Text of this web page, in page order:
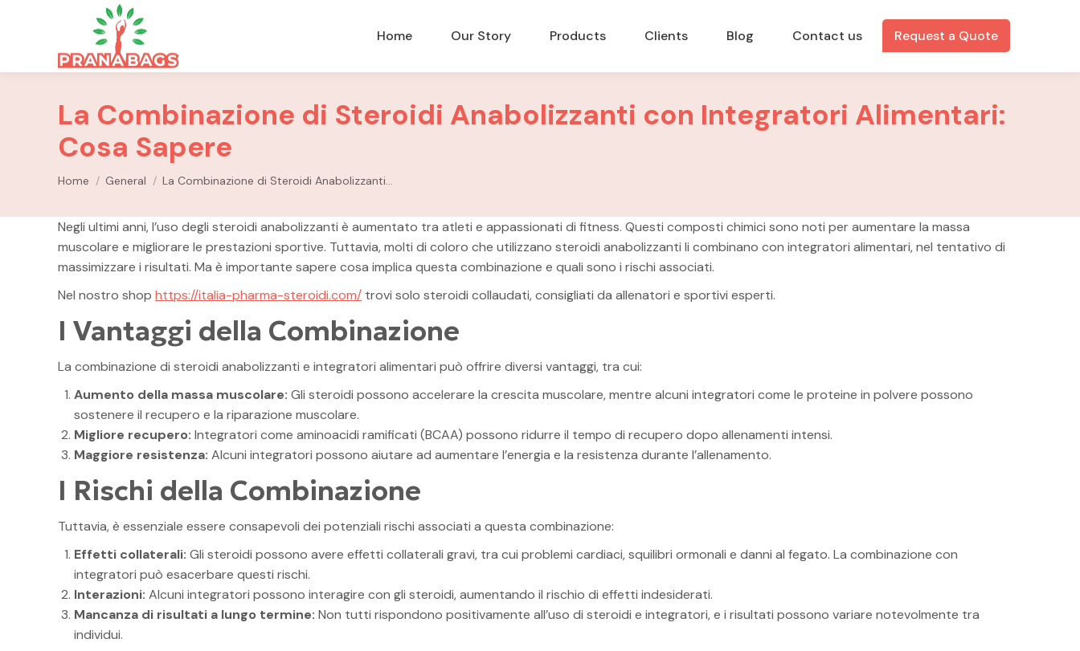
Home Our Story Products Clients Blog Contact us Request a Quote
La Combinazione di Steroidi Anabolizzanti con Integratori Alimentari:
Cosa Sapere
You are here:
Home General La Combinazione di Steroidi Anabolizzanti…
Negli ultimi anni, l’uso degli steroidi anabolizzanti è aumentato tra atleti e appassionati di fitness. Questi composti chimici sono noti per aumentare la massa
muscolare e migliorare le prestazioni sportive. Tuttavia, molti di coloro che utilizzano steroidi anabolizzanti li combinano con integratori alimentari, nel tentativo di
massimizzare i risultati. Ma è importante sapere cosa implica questa combinazione e quali sono i rischi associati.
Nel nostro shop https://italia-pharma-steroidi.com/ trovi solo steroidi collaudati, consigliati da allenatori e sportivi esperti.
I Vantaggi della Combinazione
La combinazione di steroidi anabolizzanti e integratori alimentari può offrire diversi vantaggi, tra cui:
Aumento della massa muscolare: Gli steroidi possono accelerare la crescita muscolare, mentre alcuni integratori come le proteine in polvere possono
sostenere il recupero e la riparazione muscolare.
Migliore recupero: Integratori come aminoacidi ramificati (BCAA) possono ridurre il tempo di recupero dopo allenamenti intensi.
Maggiore resistenza: Alcuni integratori possono aiutare ad aumentare l’energia e la resistenza durante l’allenamento.
I Rischi della Combinazione
Tuttavia, è essenziale essere consapevoli dei potenziali rischi associati a questa combinazione:
Effetti collaterali: Gli steroidi possono avere effetti collaterali gravi, tra cui problemi cardiaci, squilibri ormonali e danni al fegato. La combinazione con
integratori può esacerbare questi rischi.
Interazioni: Alcuni integratori possono interagire con gli steroidi, aumentando il rischio di effetti indesiderati.
Mancanza di risultati a lungo termine: Non tutti rispondono positivamente all’uso di steroidi e integratori, e i risultati possono variare notevolmente tra
individui.